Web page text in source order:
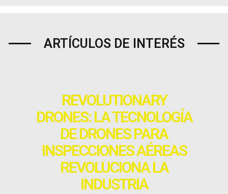
ARTÍCULOS DE INTERÉS
REVOLUTIONARY
DRONES: LA TECNOLOGÍA
DE DRONES PARA
INSPECCIONES AÉREAS
REVOLUCIONA LA
INDUSTRIA